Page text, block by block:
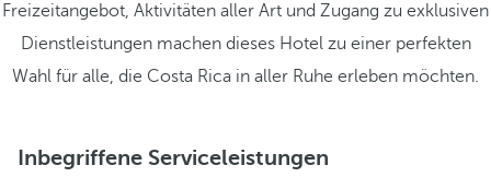
Freizeitangebot, Aktivitäten aller Art und Zugang zu exklusiven
Dienstleistungen machen dieses Hotel zu einer perfekten
Wahl für alle, die Costa Rica in aller Ruhe erleben möchten.
Inbegriffene Serviceleistungen